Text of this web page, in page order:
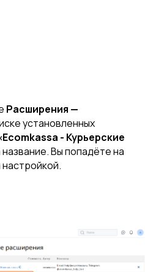
Расширения —
установленных
- Курьерские
Вы попадёте на